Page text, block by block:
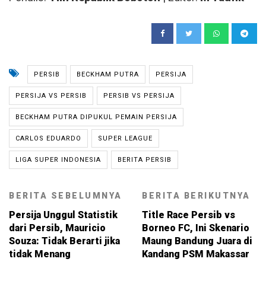
PERSIB BECKHAM PUTRA PERSIJA
PERSIJA VS PERSIB PERSIB VS PERSIJA
BECKHAM PUTRA DIPUKUL PEMAIN PERSIJA
CARLOS EDUARDO SUPER LEAGUE
LIGA SUPER INDONESIA BERITA PERSIB
BERITA SEBELUMNYA
Persija Unggul Statistik
dari Persib, Mauricio
Souza: Tidak Berarti jika
tidak Menang
BERITA BERIKUTNYA
Title Race Persib vs
Borneo FC, Ini Skenario
Maung Bandung Juara di
Kandang PSM Makassar